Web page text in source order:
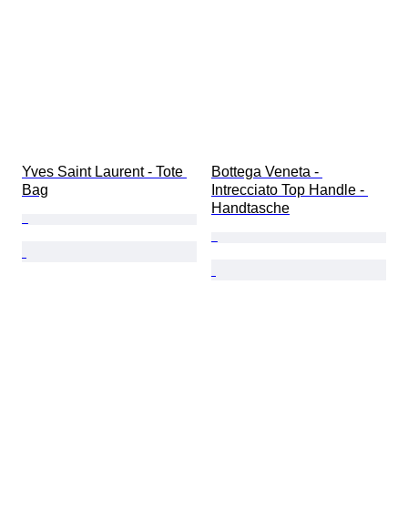
Yves Saint Laurent - Tote
Bag
Bottega Veneta -
Intrecciato Top Handle -
Handtasche